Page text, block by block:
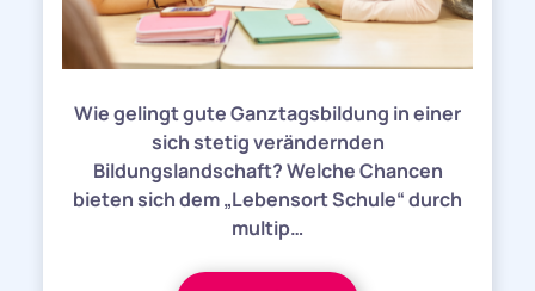
Wie gelingt gute Ganztagsbildung in einer
sich stetig verändernden
Bildungslandschaft? Welche Chancen
bieten sich dem „Lebensort Schule“ durch
multip…